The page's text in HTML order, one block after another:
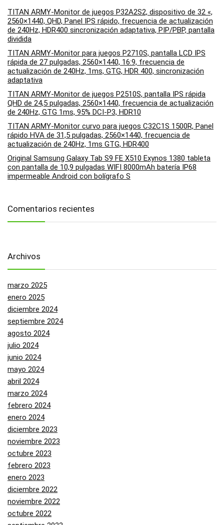
TITAN ARMY-Monitor de juegos P32A2S2, dispositivo de 32 «,
2560×1440, QHD, Panel IPS rápido, frecuencia de actualización
de 240Hz, HDR400 sincronización adaptativa, PIP/PBP, pantalla
dividida
TITAN ARMY-Monitor para juegos P2710S, pantalla LCD IPS
rápida de 27 pulgadas, 2560×1440, 16:9, frecuencia de
actualización de 240Hz, 1ms, GTG, HDR 400, sincronización
adaptativa
TITAN ARMY-Monitor de juegos P2510S, pantalla IPS rápida
QHD de 24,5 pulgadas, 2560×1440, frecuencia de actualización
de 240Hz, GTG 1ms, 95% DCI-P3, HDR10
TITAN ARMY-Monitor curvo para juegos C32C1S 1500R, Panel
rápido HVA de 31,5 pulgadas, 2560×1440, frecuencia de
actualización de 240Hz, 1ms GTG, HDR400
Original Samsung Galaxy Tab S9 FE X510 Exynos 1380 tableta
con pantalla de 10,9 pulgadas WIFI 8000mAh batería IP68
impermeable Android con bolígrafo S
Comentarios recientes
Archivos
marzo 2025
enero 2025
diciembre 2024
septiembre 2024
agosto 2024
julio 2024
junio 2024
mayo 2024
abril 2024
marzo 2024
febrero 2024
enero 2024
diciembre 2023
noviembre 2023
octubre 2023
febrero 2023
enero 2023
diciembre 2022
noviembre 2022
octubre 2022